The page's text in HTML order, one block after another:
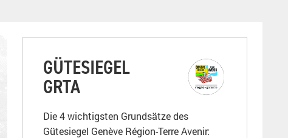
GÜTESIEGEL
GRTA
Die 4 wichtigsten Grundsätze des
Gütesiegel Genève Région-Terre Avenir: